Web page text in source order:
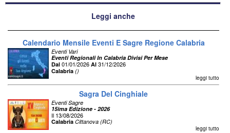
Leggi anche
Calendario Mensile Eventi E Sagre Regione Calabria
Eventi Vari
Eventi Regionali In Calabria Divisi Per Mese
Dal 01/01/2026 Al 31/12/2026
Calabria ()
leggi tutto
Sagra Del Cinghiale
Eventi Sagre
15ima Edizione - 2026
Il 13/08/2026
Calabria Cittanova (RC)
leggi tutto